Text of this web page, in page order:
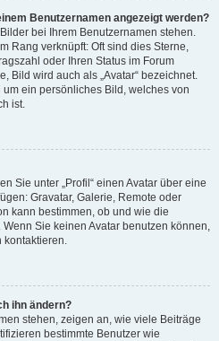
Benutzernamen angezeigt werden?
bei Ihrem Benutzernamen stehen.
Rang verknüpft: Oft sind dies Sterne,
oder Ihren Status im Forum
Bild wird auch als „Avatar“ bezeichnet.
ein persönliches Bild, welches von
ist.
Sie unter „Profil“ einen Avatar über eine
Gravatar, Galerie, Remote oder
kann bestimmen, ob und wie die
Sie keinen Avatar benutzen können,
kontaktieren.
ihn ändern?
stehen, zeigen an, wie viele Beiträge
bestimmte Benutzer wie